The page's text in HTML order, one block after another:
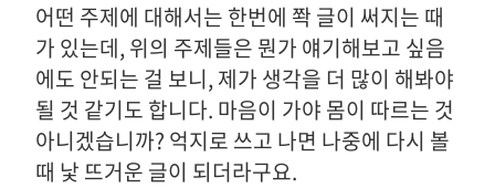
어떤 주제에 대해서는 한번에 쫙 글이 써지는 때
가 있는데, 위의 주제들은 뭔가 얘기해보고 싶음
에도 안되는 걸 보니, 제가 생각을 더 많이 해봐야
될 것 같기도 합니다. 마음이 가야 몸이 따르는 것
아니겠습니까? 억지로 쓰고 나면 나중에 다시 볼
때 낯 뜨거운 글이 되더라구요.